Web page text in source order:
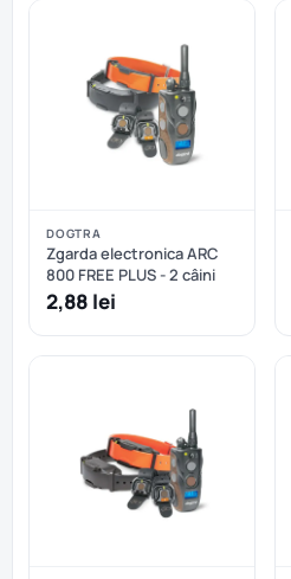
DOGTRA
Zgarda electronica ARC
800 FREE PLUS - 2 câini
2,88 lei